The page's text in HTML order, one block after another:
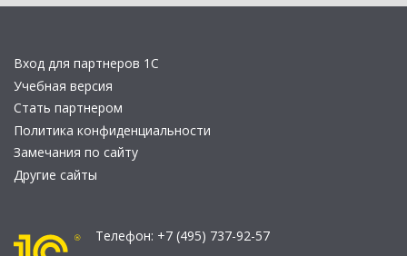
Вход для партнеров 1С
Учебная версия
Стать партнером
Политика конфиденциальности
Замечания по сайту
Другие сайты
Телефон: +7 (495) 737-92-57